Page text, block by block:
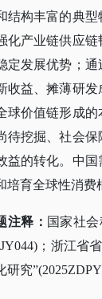
结构丰富的典
化产业链供应
定发展优势；
收益、摊薄研
球价值链形成
待挖掘、社会
益的转化。中
培育全球性消费
注释： 国家社
；浙江省
研究